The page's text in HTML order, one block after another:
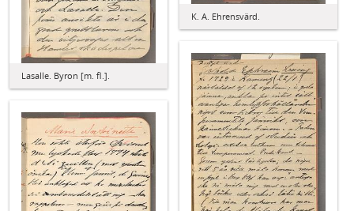
K. A. Ehrensvärd.
Lasalle. Byron [m. fl.].